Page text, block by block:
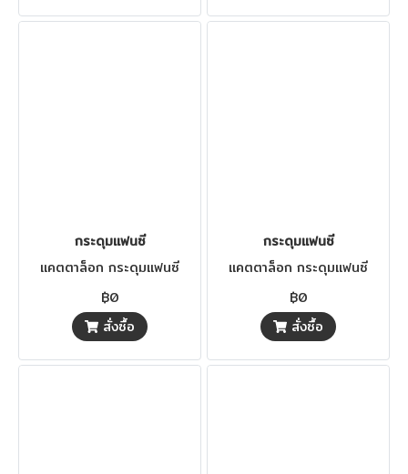
กระดุมแฟนซี
แคตตาล็อก กระดุมแฟนซี
฿0
สั่งซื้อ
กระดุมแฟนซี
แคตตาล็อก กระดุมแฟนซี
฿0
สั่งซื้อ